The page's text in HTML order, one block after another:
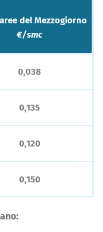
del Mezzogiorno
€/smc
0,038
0,135
0,120
0,150